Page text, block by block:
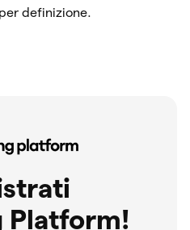
definizione.
Platform!